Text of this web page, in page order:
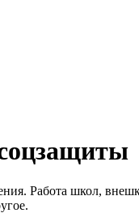
Работа школ,